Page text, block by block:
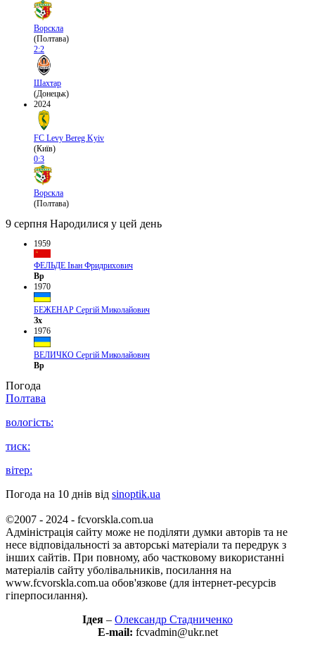
Ворскла
(Полтава)
2:2
Шахтар
(Донецьк)
2024
FC Levy Bereg Kyiv
(Київ)
0:3
Ворскла
(Полтава)
9 серпня Народилися у цей день
1959
ФЕЛЬДЕ Іван Фридрихович
Вр
1970
БЕЖЕНАР Сергій Миколайович
Зх
1976
ВЕЛИЧКО Сергій Миколайович
Вр
Погода
Полтава
вологість:
тиск:
вітер:
Погода на 10 днів від sinoptik.ua
©2007 - 2024 - fcvorskla.com.ua
Адміністрація сайту може не поділяти думки авторів та не
несе відповідальності за авторські матеріали та передрук з
інших сайтів. При повному, або частковому використанні
матеріалів сайту уболівальників, посилання на
www.fcvorskla.com.ua обов'язкове (для інтернет-ресурсів
гіперпосилання).
Ідея – Олександр Стадниченко
E-mail: fcvadmin@ukr.net